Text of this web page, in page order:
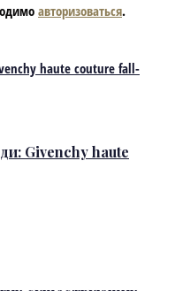
авторизоваться.
Givenchy haute